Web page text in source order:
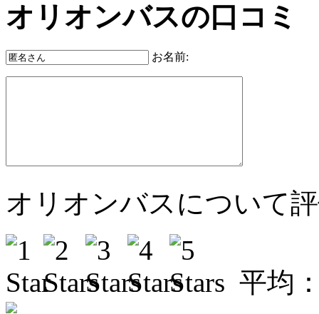
オリオンバスの口コミ
お名前:
オリオンバスについて
平均